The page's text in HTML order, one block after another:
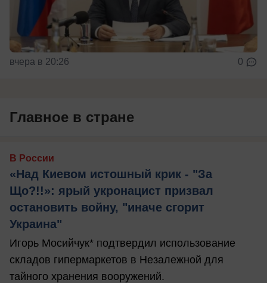
вчера в 20:26 0
Главное в стране
В России
«Над Киевом истошный крик - "За
Що?!!»: ярый укронацист призвал
остановить войну, "иначе сгорит
Украина"
Игорь Мосийчук* подтвердил использование
складов гипермаркетов в Незалежной для
тайного хранения вооружений.